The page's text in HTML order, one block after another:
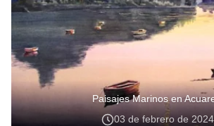
Paisajes Marinos en
03 de febrero de 2024